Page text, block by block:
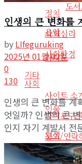
도
음악
라디오
사회
인물
인생
정치
정치
사회심리
사회환경
기타
사이트 소
라이프구
문의/연락
인생의 큰 변화를
by LIfeguruking
2025년 01월 02일
0
130
인생의 큰 변화를 계
엇일까? 인생의 큰
인지 자기 계발서 전